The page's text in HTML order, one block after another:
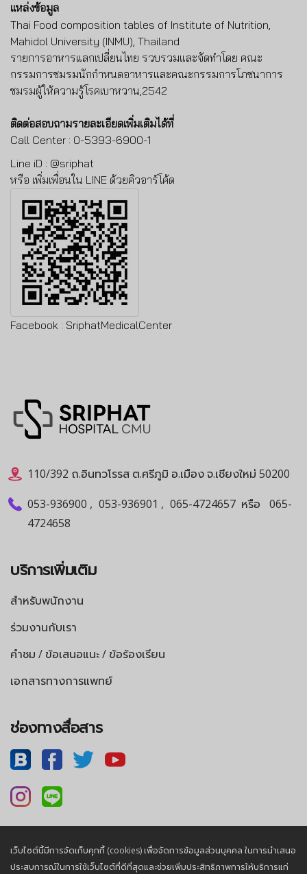
แหล่งข้อมูล
Thai Food composition tables of Institute of Nutrition,
Mahidol University (INMU), Thailand
รายการอาหารแลกเปลี่ยนไทย รวบรวมและจัดทำโดย คณะ
กรรมการชมรมนักกำหนดอาหารและคณะกรรมการโภชนาการ
ชมรมผู้ให้ความรู้โรคเบาหวาน,2542
ติดต่อสอบถามรายละเอียดเพิ่มเติมได้ที่
Call Center : 0-5393-6900-1
Line iD : @sriphat
หรือ เพิ่มเพื่อนใน LINE ด้วยคิวอาร์โค้ด
Facebook : SriphatMedicalCenter
110/392 ถ.อินทวโรรส ต.ศรีภูมิ อ.เมือง จ.เชียงใหม่ 50200
053-936900 , 053-936901 , 065-4724657 หรือ
065-
4724658
บริการเพิ่มเติม
สำหรับพนักงาน
ร่วมงานกับเรา
คำชม / ข้อเสนอแนะ / ข้อร้องเรียน
เอกสารทางการแพทย์
ช่องทางสื่อสาร
นโยบายความเป็นส่วนตัว |นโยบายคุกกี้
เว็บไซต์นี้มีการจัดเก็บคุกกี้ (cookies) เพื่อจัดการข้อมูลส่วนบุคคล ในการนำเสนอ
ประสบการณ์ในการใช้เว็บไซต์ที่ดีที่สุดและช่วยเพิ่มประสิทธิภาพการให้บริการแก่